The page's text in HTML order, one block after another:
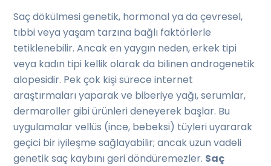
Saç dökülmesi genetik, hormonal ya da çevresel,
tıbbi veya yaşam tarzına bağlı faktörlerle
tetiklenebilir. Ancak en yaygın neden, erkek tipi
veya kadın tipi kellik olarak da bilinen androgenetik
alopesidir. Pek çok kişi sürece internet
araştırmaları yaparak ve biberiye yağı, serumlar,
dermaroller gibi ürünleri deneyerek başlar. Bu
uygulamalar vellüs (ince, bebeksi) tüyleri uyararak
geçici bir iyileşme sağlayabilir; ancak uzun vadeli
genetik saç kaybını geri döndüremezler. Saç